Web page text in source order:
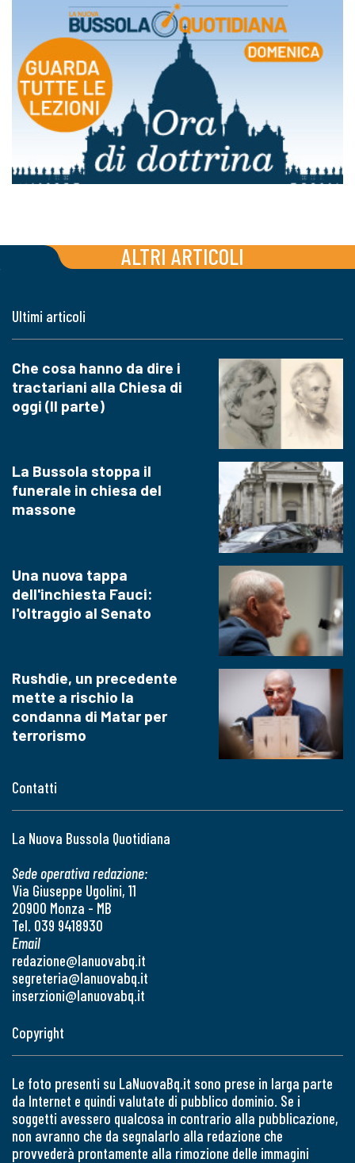
ALTRI ARTICOLI
Contatti
La Nuova Bussola Quotidiana
Sede operativa redazione:
Via Giuseppe Ugolini, 11
20900 Monza - MB
Tel. 039 9418930
Email
redazione@lanuovabq.it
segreteria@lanuovabq.it
inserzioni@lanuovabq.it
Ultimi articoli
Che cosa hanno da dire i
tractariani alla Chiesa di
oggi (II parte)
La Bussola stoppa il
funerale in chiesa del
massone
Una nuova tappa
dell'inchiesta Fauci:
l'oltraggio al Senato
Rushdie, un precedente
mette a rischio la
condanna di Matar per
terrorismo
Copyright
Le foto presenti su LaNuovaBq.it sono prese in larga parte
da Internet e quindi valutate di pubblico dominio. Se i
soggetti avessero qualcosa in contrario alla pubblicazione,
non avranno che da segnalarlo alla redazione che
provvederà prontamente alla rimozione delle immagini